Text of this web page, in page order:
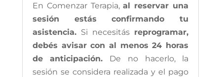
En Comenzar Terapia,al reservar una
sesión estás confirmando tu
asistencia.Si necesitás reprogramar,
debés avisar con al menos 24 horas
de anticipación. De no hacerlo, la
sesión se considera realizada y el pago